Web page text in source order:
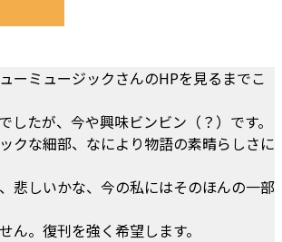
ーミュージックさんのHPを見るまでこ
したが、今や興味ビンビン（？）です。
クな細部、なにより物語の素晴らしさに
悲しいかな、今の私にはそのほんの一部
ん。復刊を強く希望します。